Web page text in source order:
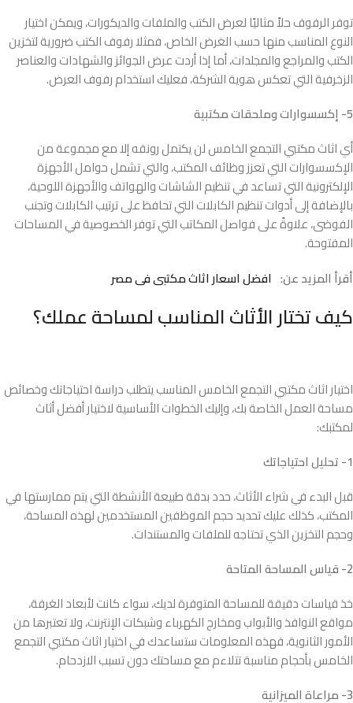
توفر الرفوف حلاً مثاليًا لعرض الكتب والملفات والديكورات، ويمكن اختيار
النوع المناسب منها حسب الغرض الخاص، فمثلا رفوف الكتب ضرورية لتخزين
الكتب والمراجع والمجلدات، أما إذا أردت عرض الجوائز والشهادات والعناصر
الزخرفية التي تعكس هوية الشركة، فعليك استخدام رفوف العرض.
5- إكسسوارات وملحقات مكتبية
أي اثاث مكتبي التجمع الخامس لن يكتمل رونقه إلا مع مجموعة من
الإكسسوارات التي تعزز وظائف المكتب، والتي تشمل حوامل الأجهزة
الإلكترونية التي تساعد في تنظيم الشاشات والهواتف والأجهزة اللوحية،
بالإضافة إلى أدوات تنظيم الكابلات التي تحافظ على ترتيب الكابلات وتجنب
الفوضى، علاوةً على فواصل المكاتب التي توفر الخصوصية في المساحات
المفتوحة.
أقرأ المزيد عن: افضل اسعار اثاث مكتبى فى مصر
كيف تختار الأثاث المناسب لمساحة عملك؟
اختيار اثاث مكتبي التجمع الخامس المناسب يتطلب دراسة احتياجاتك وخصائص
مساحة العمل الخاصة بك، وإليك الخطوات الأساسية لاختيار أفضل أثاث
لمكتبك:
1- تحليل احتياجاتك
قبل البدء في شراء الأثاث، حدد بدقة طبيعة الأنشطة التي يتم ممارستها في
المكتب، كذلك عليك تحديد حجم الموظفين المستخدمين لهذه المساحة،
وحجم التخزين الذي تحتاجه للملفات والمستندات.
2- قياس المساحة المتاحة
خذ قياسات دقيقة للمساحة المتوفرة لديك، سواء كانت لأبعاد الغرفة،
مواقع النوافذ والأبواب ومخارج الكهرباء وشبكات الإنترنت، ولا تعتبرها من
الأمور الثانوية، فهذه المعلومات ستساعدك في اختيار اثاث مكتبي التجمع
الخامس بأحجام مناسبة تتلاءم مع مساحتك دون تسبب الازدحام.
3- مراعاة الميزانية